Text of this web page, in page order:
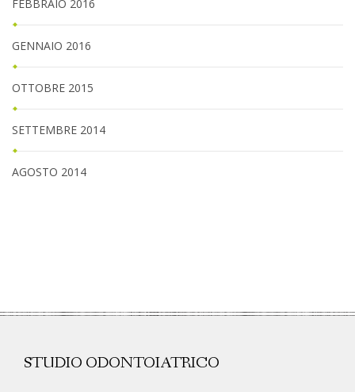
FEBBRAIO 2016
GENNAIO 2016
OTTOBRE 2015
SETTEMBRE 2014
AGOSTO 2014
STUDIO ODONTOIATRICO